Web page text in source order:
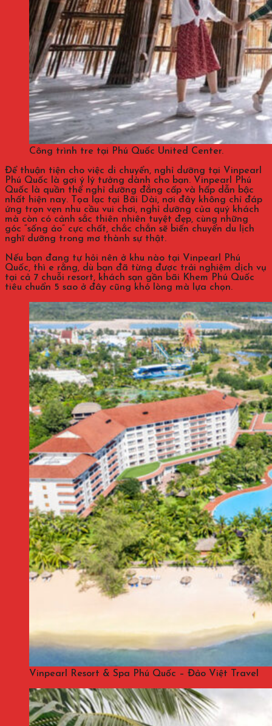
Công trình tre tại Phú Quốc United Center.
Để thuận tiện cho việc di chuyển, nghỉ dưỡng tại Vinpearl
Phú Quốc là gợi ý lý tưởng dành cho bạn. Vinpearl Phú
Quốc là quần thể nghỉ dưỡng đẳng cấp và hấp dẫn bậc
nhất hiện nay. Tọa lạc tại Bãi Dài, nơi đây không chỉ đáp
ứng trọn vẹn nhu cầu vui chơi, nghỉ dưỡng của quý khách
mà còn có cảnh sắc thiên nhiên tuyệt đẹp, cùng những
góc “sống ảo” cực chất, chắc chắn sẽ biến chuyển du lịch
nghĩ dưỡng trong mơ thành sự thật.
Nếu bạn đang tự hỏi nên ở khu nào tại Vinpearl Phú
Quốc, thì e rằng, dù bạn đã từng được trải nghiệm dịch vụ
tại cả 7 chuỗi resort, khách sạn gần bãi Khem Phú Quốc
tiêu chuẩn 5 sao ở đây cũng khó lòng mà lựa chọn.
Vinpearl Resort & Spa Phú Quốc – Đảo Việt Travel